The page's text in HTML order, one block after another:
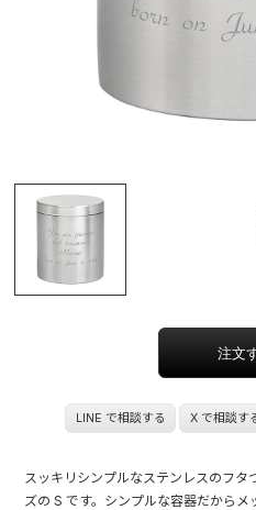
LINE で相談する X で相談す
スッキリシンプルなステンレスのフタ
ズの S です。シンプルな容器だから